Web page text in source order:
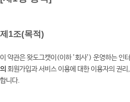
제1조(목적)
이 약관은 왓도그캣이(이하 ’회사’) 운영하는 인
의 회원가입과 서비스 이용에 대한 이용자의 권
합니다.